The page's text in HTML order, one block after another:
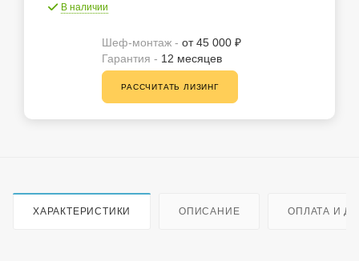
В наличии
Шеф-монтаж - от 45 000 ₽
Гарантия - 12 месяцев
РАССЧИТАТЬ ЛИЗИНГ
ХАРАКТЕРИСТИКИ ОПИСАНИЕ ОПЛАТА И